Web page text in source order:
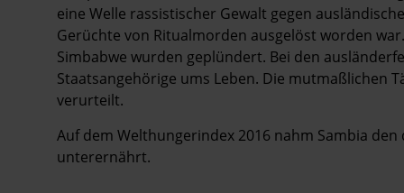
eine Welle rassistischer Gewalt gegen
Gerüchte von Ritualmorden ausgelöst worden
Simbabwe wurden geplündert. Bei den
Staatsangehörige ums Leben. Die mutmaßlichen
verurteilt.
Auf dem Welthungerindex 2016 nahm Sambia
unterernährt.